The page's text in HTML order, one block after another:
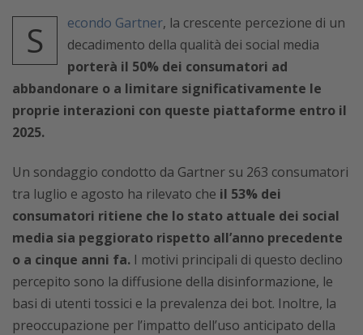
S econdo Gartner, la crescente percezione di un
decadimento della qualità dei social media
porterà il 50% dei consumatori ad
abbandonare o a limitare significativamente le
proprie interazioni con queste piattaforme entro il
2025.
Un sondaggio condotto da Gartner su 263 consumatori
tra luglio e agosto ha rilevato che il 53% dei
consumatori ritiene che lo stato attuale dei social
media sia peggiorato rispetto all’anno precedente
o a cinque anni fa. I motivi principali di questo declino
percepito sono la diffusione della disinformazione, le
basi di utenti tossici e la prevalenza dei bot. Inoltre, la
preoccupazione per l’impatto dell’uso anticipato della